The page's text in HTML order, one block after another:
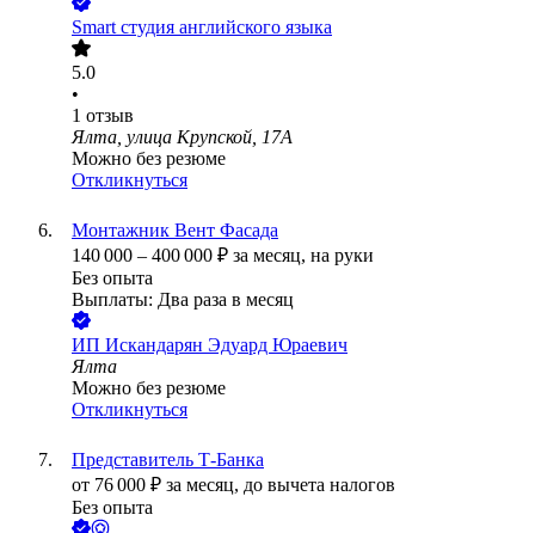
Smart студия английского языка
5.0
•
1 отзыв
Ялта, улица Крупской, 17А
Можно без резюме
Откликнуться
Монтажник Вент Фасада
140 000 – 400 000 ₽ за месяц, на руки
Без опыта
Выплаты: Два раза в месяц
ИП Искандарян Эдуард Юраевич
Ялта
Можно без резюме
Откликнуться
Представитель Т-Банка
от 76 000 ₽ за месяц, до вычета налогов
Без опыта